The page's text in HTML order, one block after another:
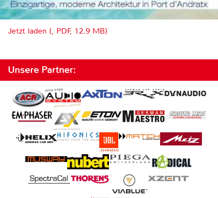
Jetzt laden (, PDF, 12.9 MB)
Unsere Partner: